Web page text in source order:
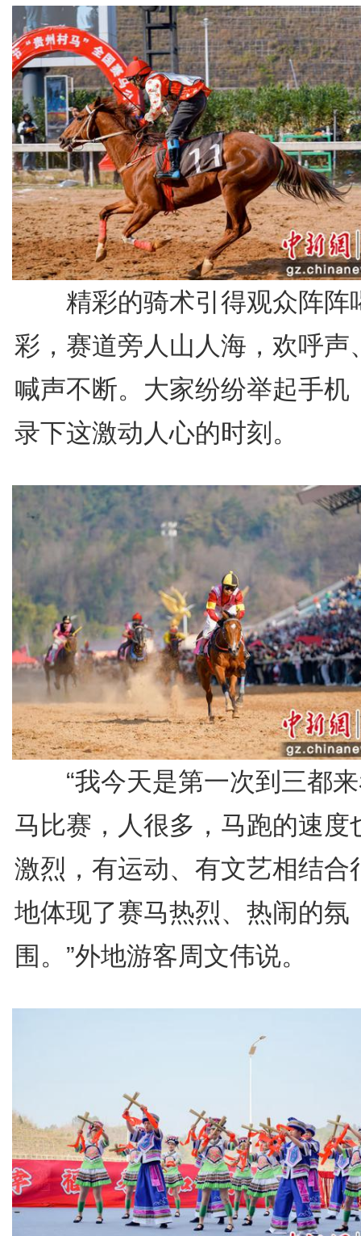
精彩的骑术引得观众阵阵
彩，赛道旁人山人海，欢呼声
喊声不断。大家纷纷举起手机
录下这激动人心的时刻。
“我今天是第一次到三都来
马比赛，人很多，马跑的速度
激烈，有运动、有文艺相结合
地体现了赛马热烈、热闹的氛
围。”外地游客周文伟说。